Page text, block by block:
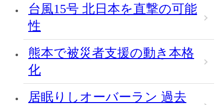
台風15号 北日本を直撃の可能
性
熊本で被災者支援の動き本格
化
居眠りしオーバーラン 過去